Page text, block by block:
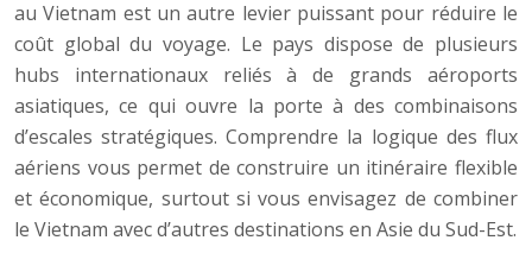
au Vietnam est un autre levier puissant pour réduire le
coût global du voyage. Le pays dispose de plusieurs
hubs internationaux reliés à de grands aéroports
asiatiques, ce qui ouvre la porte à des combinaisons
d’escales stratégiques. Comprendre la logique des flux
aériens vous permet de construire un itinéraire flexible
et économique, surtout si vous envisagez de combiner
le Vietnam avec d’autres destinations en Asie du Sud-Est.